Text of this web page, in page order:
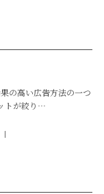
の高い広告方法の一つ
トが絞り…